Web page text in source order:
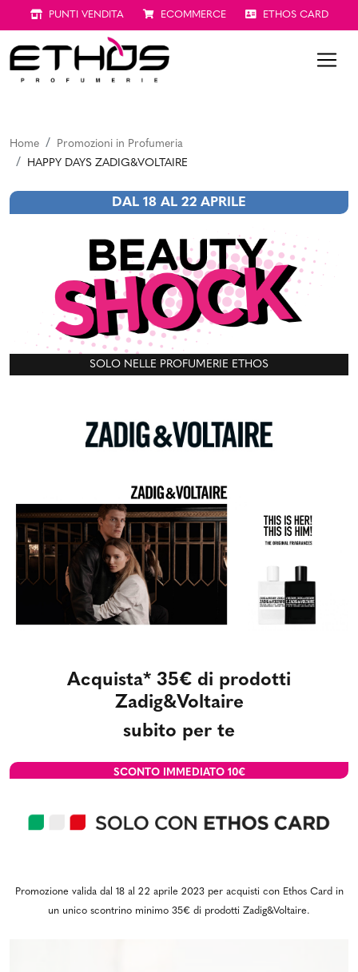
PUNTI VENDITA ECOMMERCE ETHOS CARD
Home
Promozioni in Profumeria
HAPPY DAYS ZADIG&VOLTAIRE
DAL 18 AL 22 APRILE
SOLO NELLE PROFUMERIE ETHOS
Acquista* 35€ di prodotti
Zadig&Voltaire
subito per te
SCONTO IMMEDIATO 10€
Promozione valida dal 18 al 22 aprile 2023 per acquisti con Ethos Card in
un unico scontrino minimo 35€ di prodotti Zadig&Voltaire.